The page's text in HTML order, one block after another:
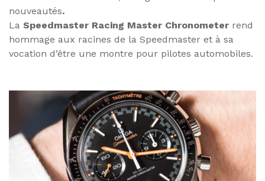
nouveautés.
La Speedmaster Racing Master Chronometer rend
hommage aux racines de la Speedmaster et à sa
vocation d’être une montre pour pilotes automobiles.